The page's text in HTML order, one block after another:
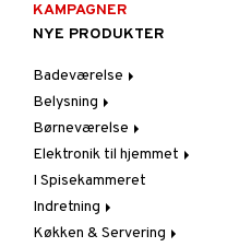
KAMPAGNER
NYE PRODUKTER
Badeværelse
Badeværelsesindretning
Badeværelsestekstiler
Badeværelsestilbehør
Belysning
Belysningstilbehør
Fyrfadsstager &
Lysestager
Indendørslamper
Bordlamper
LED-lys
Børneværelse
Dekoration til
Børneværelse
Lamper til Børn
Møbler til Børn
Elektronik til hjemmet
Lyd
I Spisekammeret
Indretning
Dekoration
Køkken & Servering